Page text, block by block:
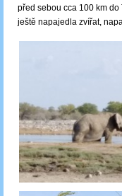
před sebou cca 100 km
ještě napajedla zvířat,